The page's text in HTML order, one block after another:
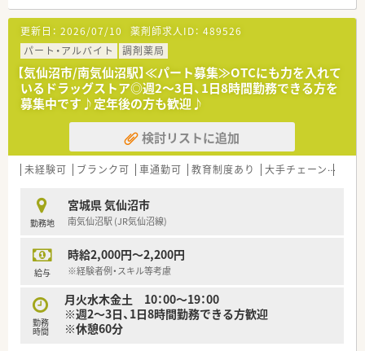
【法人特徴について】
■創業25年以上の歴史を持ち、東北エリアを中心にグループ全
体で21店舗を順調に展開している企業でございます。
■調剤事業に加えて介護事業も運営しているため、安定した経営
基盤を持ち安心して勤務できます。
■最新機器の導入を積極的に進め、調剤過誤防止と業務効率化を
図り対人業務に注力する体制です。
【こんな方が活躍中】
■地域に密着して患者様との繋がりを大切にし、きめ細やかな対
応ができる方が活躍しています。
ない方が多く在籍しています。
■落ち着いた雰囲気の中で、じっくりと患者様と向き合いたいと
考える薬剤師の方に適しています。
更新日： 2026/07/10 薬剤師求人ID： 489526
パート・アルバイト
調剤薬局
【気仙沼市/南気仙沼駅】≪パート募集≫OTCにも力を入れて
いるドラッグストア◎週2～3日、1日8時間勤務できる方を
募集中です♪定年後の方も歓迎♪
検討リストに追加
未経験可 ブランク可 車通勤可 教育制度あり 大手チェーン
勤務地
宮城県 気仙沼市
南気仙沼駅 (JR気仙沼線)
給与
時給2,000円～2,200円
※経験者例・スキル等考慮
勤務
時間
月火水木金土 10：00～19：00
※週2～3日、1日8時間勤務できる方歓迎
※休憩60分